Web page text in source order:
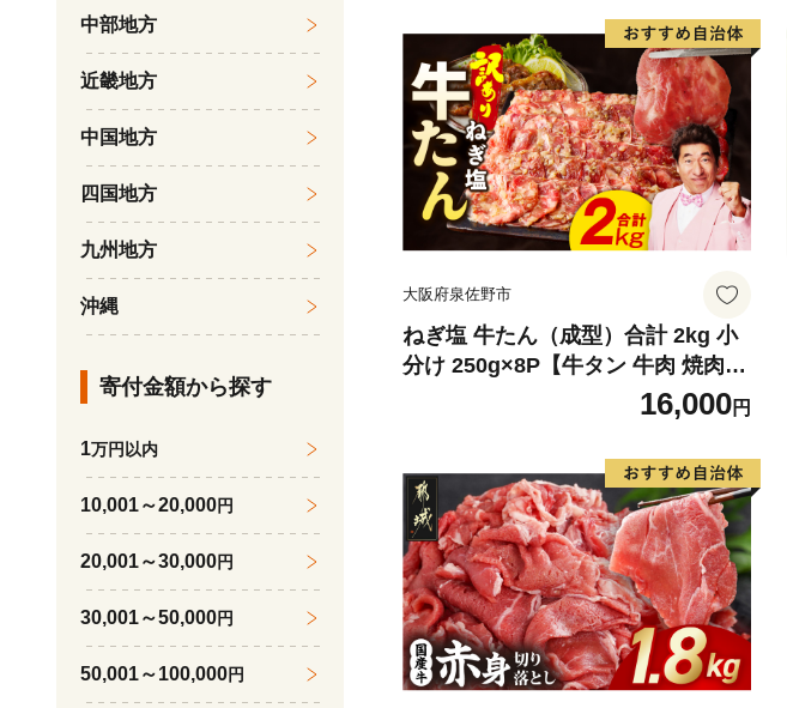
大阪府泉佐野市
ねぎ塩 牛たん（成型）合計 2kg 小
分け 250g×8P【牛タン 牛肉 焼肉用
薄切り 訳あり サイズ不揃い】
16,000円
中部地方
近畿地方
中国地方
四国地方
九州地方
沖縄
寄付金額から探す
1万円以内
10,001～20,000円
20,001～30,000円
30,001～50,000円
50,001～100,000円